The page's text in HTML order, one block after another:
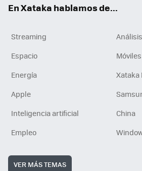
En Xataka hablamos de...
Streaming
Análisis
Espacio
Móviles
Energía
Xataka
Apple
Inteligencia artificial
China
Empleo
VER MÁS TEMAS